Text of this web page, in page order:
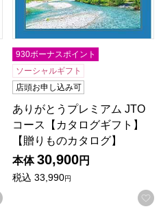
お気に入りに登録する
930ボーナスポイント
ソーシャルギフト
店頭お申し込み可
ありがとうプレミアム JTO
コース【カタログギフト】
【贈りものカタログ】
本体 30,900円
税込 33,990円